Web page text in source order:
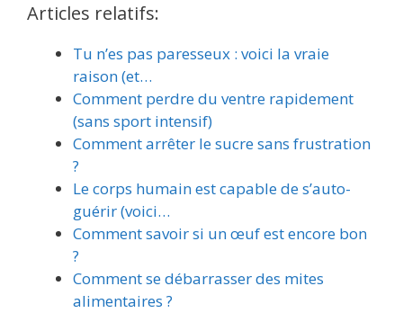
Articles relatifs:
Tu n’es pas paresseux : voici la vraie
raison (et…
Comment perdre du ventre rapidement
(sans sport intensif)
Comment arrêter le sucre sans frustration
?
Le corps humain est capable de s’auto-
guérir (voici…
Comment savoir si un œuf est encore bon
?
Comment se débarrasser des mites
alimentaires ?